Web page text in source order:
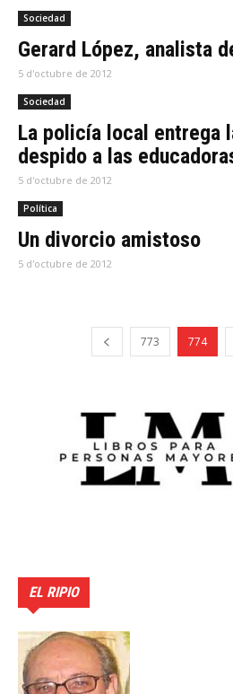
Sociedad
Gerard López, analista
5 d'octubre de 2012
Sociedad
La policía local entrega
despido a las
5 d'octubre de 2012
Política
Un divorcio amistoso
5 d'octubre de 2012
773 774
EL RIPIO